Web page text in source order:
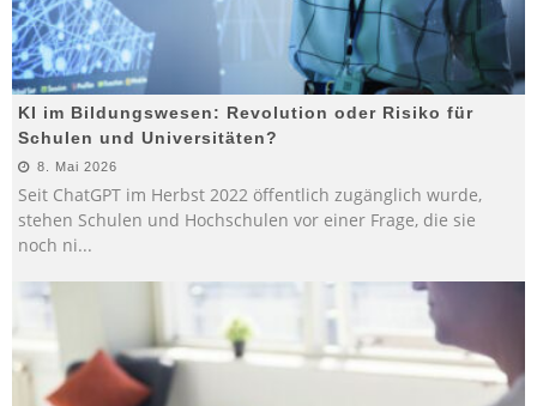
KI im Bildungswesen: Revolution oder Risiko für
Schulen und Universitäten?
8. Mai 2026
Seit ChatGPT im Herbst 2022 öffentlich zugänglich wurde,
stehen Schulen und Hochschulen vor einer Frage, die sie
noch ni...